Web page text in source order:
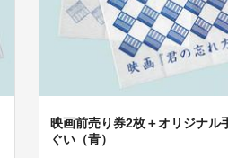
映画前売り券2枚＋オリジナル
ぐい（青）